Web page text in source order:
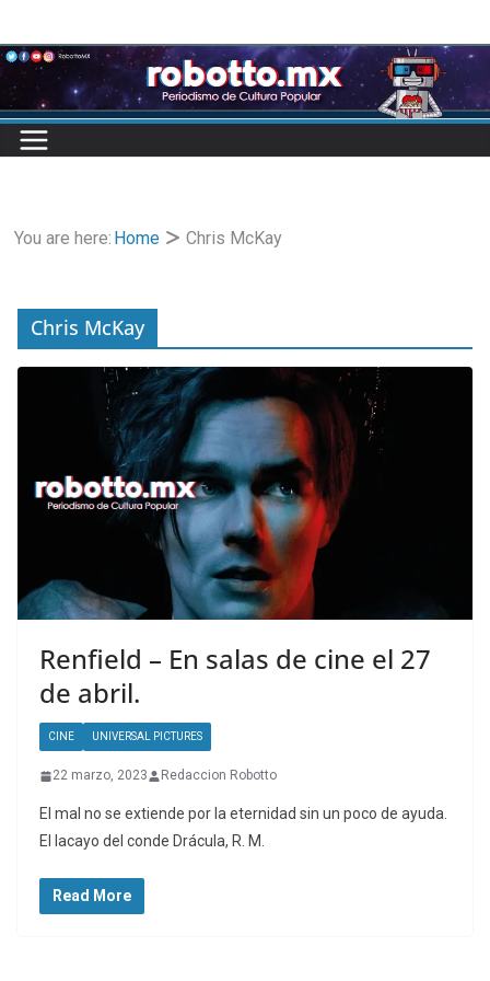
to
content
You are here: Home Chris McKay
Chris McKay
Renfield – En salas de cine el 27
de abril.
CINE UNIVERSAL PICTURES
22 marzo, 2023 Redaccion Robotto
El mal no se extiende por la eternidad sin un poco de ayuda.
El lacayo del conde Drácula, R. M.
Read More